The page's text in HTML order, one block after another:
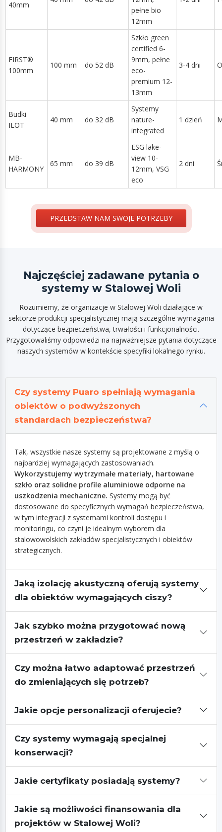
40mm
pełne bio
12mm
FIRST®
100mm
100 mm do 52 dB
Szkło green
certified 6-
9mm, pełne
eco-
premium 12-
13mm
3-4 dni
Budki
ILOT
40 mm do 32 dB
Systemy
nature-
integrated
1 dzień
MB-
HARMONY
65 mm do 39 dB
ESG lake-
view 10-
12mm, VSG
eco
2 dni
PRZEDSTAW NAM SWOJE POTRZEBY
Najczęściej zadawane pytania o
systemy w Stalowej Woli
Rozumiemy, że organizacje w Stalowej Woli działające w
sektorze produkcji specjalistycznej mają szczególne wymagania
dotyczące bezpieczeństwa, trwałości i funkcjonalności.
Przygotowaliśmy odpowiedzi na najważniejsze pytania dotyczące
naszych systemów w kontekście specyfiki lokalnego rynku.
Czy systemy Puaro spełniają wymagania
obiektów o podwyższonych
standardach bezpieczeństwa?
Tak, wszystkie nasze systemy są projektowane z myślą o
najbardziej wymagających zastosowaniach.
Wykorzystujemy wytrzymałe materiały, hartowane
szkło oraz solidne profile aluminiowe odporne na
uszkodzenia mechaniczne. Systemy mogą być
dostosowane do specyficznych wymagań bezpieczeństwa,
w tym integracji z systemami kontroli dostępu i
monitoringu, co czyni je idealnym wyborem dla
stalowowolskich zakładów specjalistycznych i obiektów
strategicznych.
Jaką izolację akustyczną oferują systemy
dla obiektów wymagających ciszy?
Jak szybko można przygotować nową
przestrzeń w zakładzie?
Czy można łatwo adaptować przestrzeń
do zmieniających się potrzeb?
Jakie opcje personalizacji oferujecie?
Czy systemy wymagają specjalnej
konserwacji?
Jakie certyfikaty posiadają systemy?
Jakie są możliwości finansowania dla
projektów w Stalowej Woli?